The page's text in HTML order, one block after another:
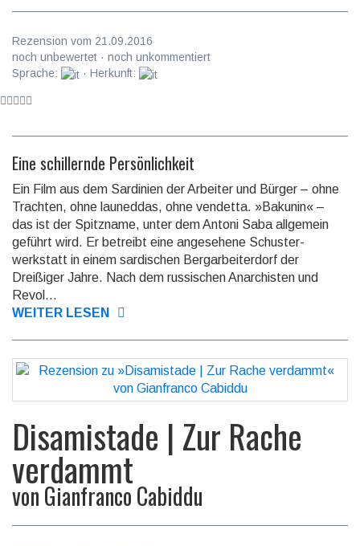
Rezension vom 21.09.2016
noch unbewertet · noch unkommentiert
Sprache:
· Herkunft:
Eine schillernde Persönlichkeit
Ein Film aus dem Sardinien der Arbeiter und Bürger – ohne
Trachten, ohne launeddas, ohne vendetta. »Bakunin« –
das ist der Spitzname, unter dem Antoni Saba allgemein
geführt wird. Er betreibt eine ange­sehene Schuster­
werkstatt in einem sardi­schen Berg­arbeiter­dorf der
Dreißiger Jahre. Nach dem russi­schen Anar­chis­ten und
Revol...
WEITER LESEN
Disamistade | Zur Rache
verdammt
vonGianfranco Cabiddu